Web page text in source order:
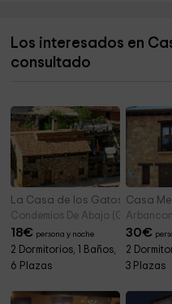
Ayuntamiento De El Ordial
Los interesados en
consultado
La Casa de los Gatos
Condemios De Abajo
18€ persona y noche
2 Dormitorios, 1 Baños,
6 Plazas
Casa
30€
2
3 Plazas